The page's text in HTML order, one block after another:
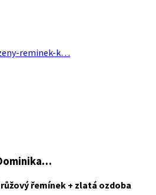
reminek-k…
řemínek + zlatá ozdoba